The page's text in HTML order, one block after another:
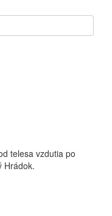
telesa vzdutia po
Hrádok.